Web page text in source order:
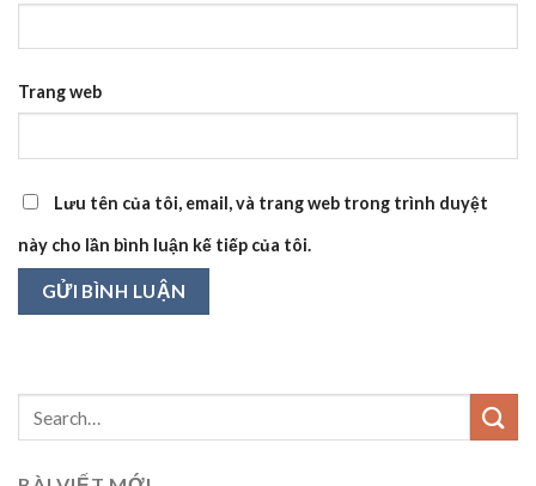
Trang web
Lưu tên của tôi, email, và trang web trong trình duyệt
này cho lần bình luận kế tiếp của tôi.